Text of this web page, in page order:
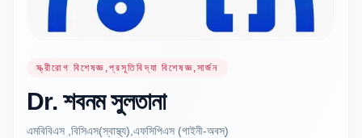
স্ত্রীরোগ বিশেষজ্ঞ,প্রসূতিবিদ্যা বিশেষজ্ঞ,সার্জন
Dr. শবনম সুলতানা
এমবিবিএস ,বিসিএস(স্বাস্থ্য),এফসিপিএস (গাইনী-অবস্)